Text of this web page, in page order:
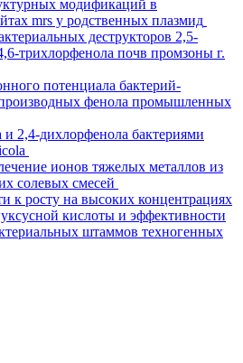
модификаций в
mrs у родственных плазмид
деструкторов 2,5-
трихлорфенола почв промзоны г.
потенциала бактерий-
фенола промышленных
и 2,4-дихлорфенола бактериями
ионов тяжелых металлов из
солевых смесей
к росту на высоких концентрациях
кислоты и эффективности
штаммов техногенных